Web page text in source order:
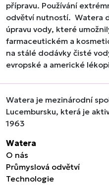
přípravu. Používání
odvětví nutností. Watera
úpravu vody, které
farmaceutickém a
na stálé dodávky čisté
evropské a americké
Watera je mezinárodní
Lucembursku, která je
1963
Watera
O nás
Průmyslová odvětví
Technologie